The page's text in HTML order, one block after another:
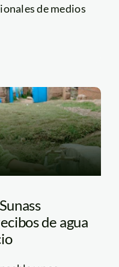
de medios
de agua